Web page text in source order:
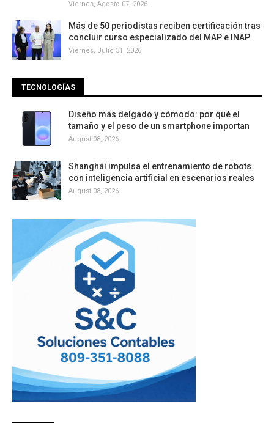
Viernes, Agosto 07, 2026
Más de 50 periodistas reciben certificación tras
concluir curso especializado del MAP e INAP
Viernes, Julio 31, 2026
TECNOLOGÍAS
Diseño más delgado y cómodo: por qué el
tamaño y el peso de un smartphone importan
August 08, 2026
Shanghái impulsa el entrenamiento de robots
con inteligencia artificial en escenarios reales
August 08, 2026